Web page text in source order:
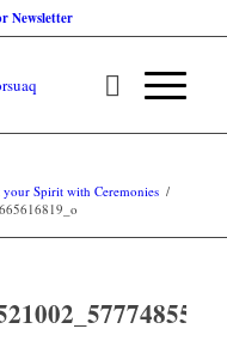
Newsletter
Spirit with Ceremonies /